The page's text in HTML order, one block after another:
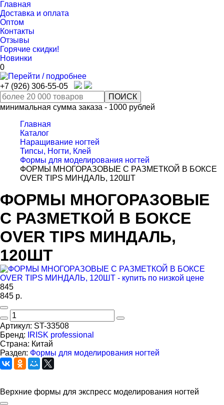
Главная
Доставка и оплата
Оптом
Контакты
Отзывы
Горячие скидки!
Новинки
0
+7 (926) 306-55-05
минимальная сумма заказа - 1000 рублей
Главная
Каталог
Наращивание ногтей
Типсы, Ногти, Клей
Формы для моделирования ногтей
ФОРМЫ МНОГОРАЗОВЫЕ С РАЗМЕТКОЙ В БОКСЕ
OVER TIPS МИНДАЛЬ, 120ШТ
ФОРМЫ МНОГОРАЗОВЫЕ
С РАЗМЕТКОЙ В БОКСЕ
OVER TIPS МИНДАЛЬ,
120ШТ
845
845 р.
Артикул: ST-33508
Бренд:
IRISK professional
Страна: Китай
Раздел: Формы для моделирования ногтей
Верхние формы для экспресс моделирования ногтей